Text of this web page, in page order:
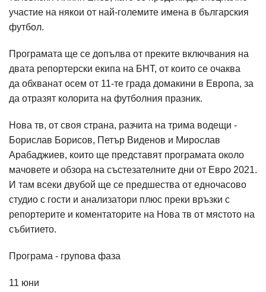
участие на някои от най-големите имена в българския
футбол.
Програмата ще се допълва от преките включвания на
двата репортерски екипа на БНТ, от които се очаква
да обхванат осем от 11-те града домакини в Европа, за
да отразят колорита на футболния празник.
Нова тв, от своя страна, разчита на трима водещи -
Борислав Борисов, Петър Виденов и Мирослав
Арабаджиев, които ще представят програмата около
мачовете и обзора на състезателните дни от Евро 2021.
И там всеки двубой ще се предшества от едночасово
студио с гости и анализатори плюс преки връзки с
репортерите и коментаторите на Нова тв от мястото на
събитието.
Програма - групова фаза
11 юни